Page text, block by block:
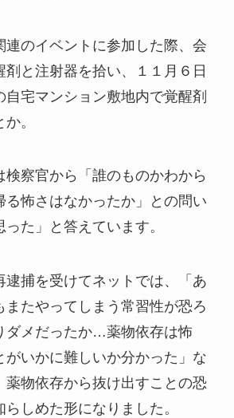
連のイベントに参加した際、会
剤と注射器を拾い、１１月６日
自宅マンション敷地内で覚醒剤
。
検察官から「誰のものかわから
る怖さはなかったか」との問い
た」と答えています。
捕を受けてネットでは、
「あ
またやってしまう常習性が恐ろ
ダメだったか…薬物依存は怖
がいかに難しいか分かった」な
薬物依存から抜け出すことの恐
しめた形になりました。